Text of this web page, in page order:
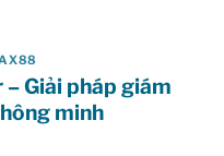
Giải pháp giám
minh